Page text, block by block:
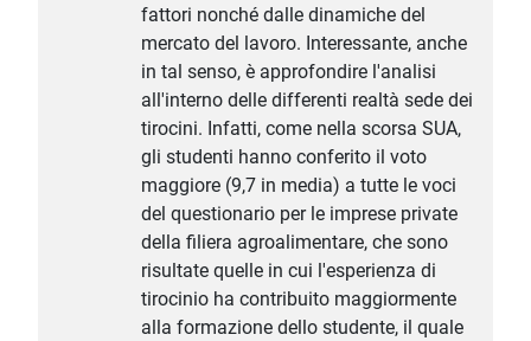
fattori nonché dalle dinamiche del
mercato del lavoro. Interessante, anche
in tal senso, è approfondire l'analisi
all'interno delle differenti realtà sede dei
tirocini. Infatti, come nella scorsa SUA,
gli studenti hanno conferito il voto
maggiore (9,7 in media) a tutte le voci
del questionario per le imprese private
della filiera agroalimentare, che sono
risultate quelle in cui l'esperienza di
tirocinio ha contribuito maggiormente
alla formazione dello studente, il quale